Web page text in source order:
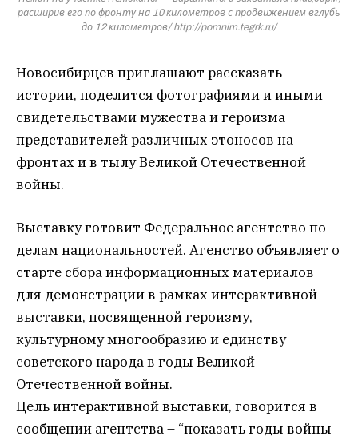
расширив его по фронту на 10 километров с продвижением вглубь
до 12 километров/ http://pomnim.tegrk.ru/
Новосибирцев приглашают рассказать
истории, поделится фотографиями и иными
свидетельствами мужества и героизма
представителей различных этоносов на
фронтах и в тылу Великой Отечественной
войны.
Выставку готовит Федеральное агентство по
делам национальностей. Агенство объявляет о
старте сбора информационных материалов
для демонстрации в рамках интерактивной
выставки, посвященной героизму,
культурному многообразию и единству
советского народа в годы Великой
Отечественной войны.
Цель интерактивной выставки, говорится в
сообщении агентства – “показать годы войны